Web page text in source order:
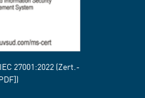
27001:2022 (Zert.-